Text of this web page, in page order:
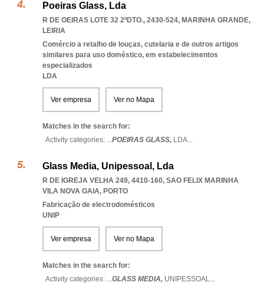
Poeiras Glass, Lda
R DE OEIRAS LOTE 32 2ºDTO., 2430-524, MARINHA GRANDE,
LEIRIA
Comércio a retalho de louças, cutelaria e de outros artigos
similares para uso doméstico, em estabelecimentos
especializados
LDA
Ver empresa Ver no Mapa
Matches in the search for:
Activity categories: ...POEIRAS GLASS, LDA...
Glass Media, Unipessoal, Lda
R DE IGREJA VELHA 249, 4410-160, SAO FELIX MARINHA
VILA NOVA GAIA, PORTO
Fabricação de electrodomésticos
UNIP
Ver empresa Ver no Mapa
Matches in the search for:
Activity categories: ...GLASS MEDIA, UNIPESSOAL...